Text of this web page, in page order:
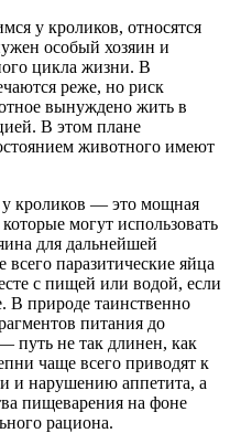
у кроликов, относятся
особый хозяин и
цикла жизни. В
реже, но риск
вынуждено жить в
В этом плане
животного имеют
у кроликов — это мощная
могут использовать
для дальнейшей
паразитические яйца
с пищей или водой, если
В природе таинственно
питания до
путь не так длинен, как
чаще всего приводят к
и нарушению аппетита, а
пищеварения на фоне
рациона.